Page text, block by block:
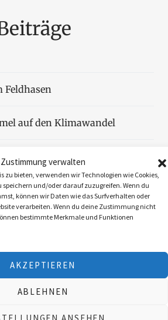
Zustimmung verwalten
zu bieten, verwenden wir Technologien wie Cookies,
und/oder darauf zuzugreifen. Wenn du
können wir Daten wie das Surfverhalten oder
verarbeiten. Wenn du deine Zustimmung nicht
bestimmte Merkmale und Funktionen
AKZEPTIEREN
ABLEHNEN
ANSEHEN
Feldhasen
auf den Klimawandel
Luft